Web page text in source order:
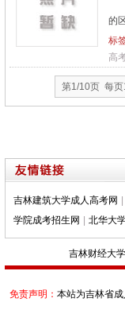
的
标
高
第1/10页 每
吉林建筑大学成人高考网
学院成考招生网
北华大
吉林财经大
免责声明： 本站为吉林省